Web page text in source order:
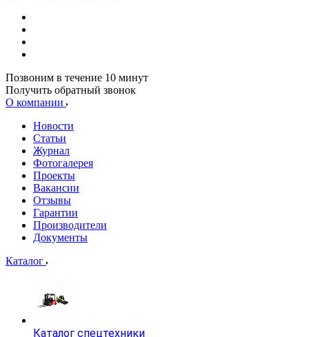
Позвоним в течение 10 минут
Получить обратный звонок
О компании
Новости
Статьи
Журнал
Фотогалерея
Проекты
Вакансии
Отзывы
Гарантии
Производители
Документы
Каталог
Каталог спецтехники